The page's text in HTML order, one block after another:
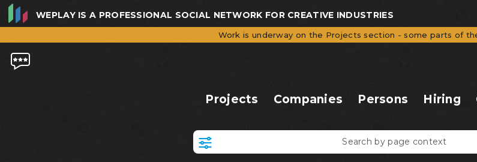
WEPLAY IS A PROFESSIONAL SOCIAL NETWORK FOR CREATIVE INDUSTRIES
Work is underway on the Projects section - some parts of
Projects Companies Persons Hiring